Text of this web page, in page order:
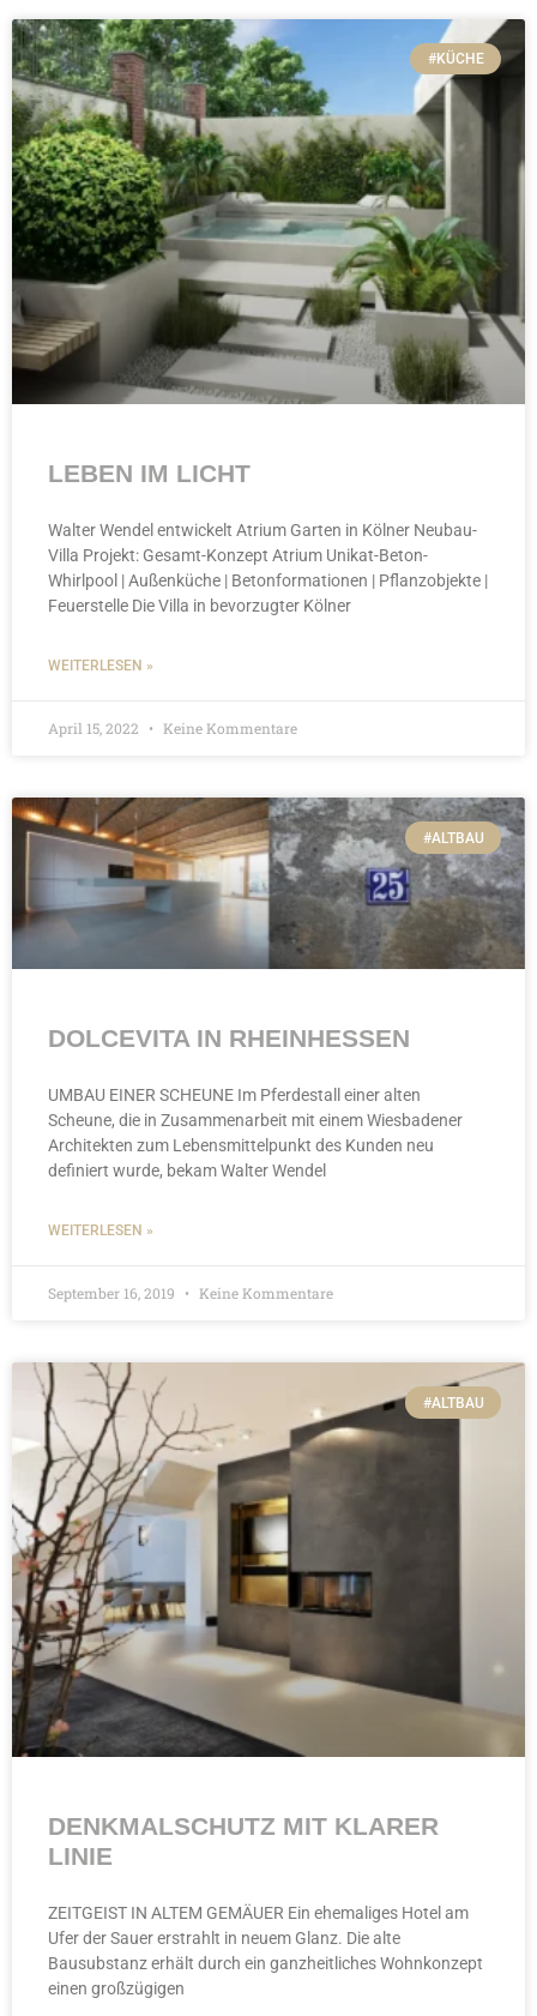
#KÜCHE
LEBEN IM LICHT
Walter Wendel entwickelt Atrium Garten in Kölner Neubau-
Villa Projekt: Gesamt-Konzept Atrium Unikat-Beton-
Whirlpool | Außenküche | Betonformationen | Pflanzobjekte |
Feuerstelle Die Villa in bevorzugter Kölner
WEITERLESEN »
April 15, 2022 Keine Kommentare
#ALTBAU
DOLCEVITA IN RHEINHESSEN
UMBAU EINER SCHEUNE Im Pferdestall einer alten
Scheune, die in Zusammenarbeit mit einem Wiesbadener
Architekten zum Lebensmittelpunkt des Kunden neu
definiert wurde, bekam Walter Wendel
WEITERLESEN »
September 16, 2019 Keine Kommentare
#ALTBAU
DENKMALSCHUTZ MIT KLARER
LINIE
ZEITGEIST IN ALTEM GEMÄUER Ein ehemaliges Hotel am
Ufer der Sauer erstrahlt in neuem Glanz. Die alte
Bausubstanz erhält durch ein ganzheitliches Wohnkonzept
einen großzügigen